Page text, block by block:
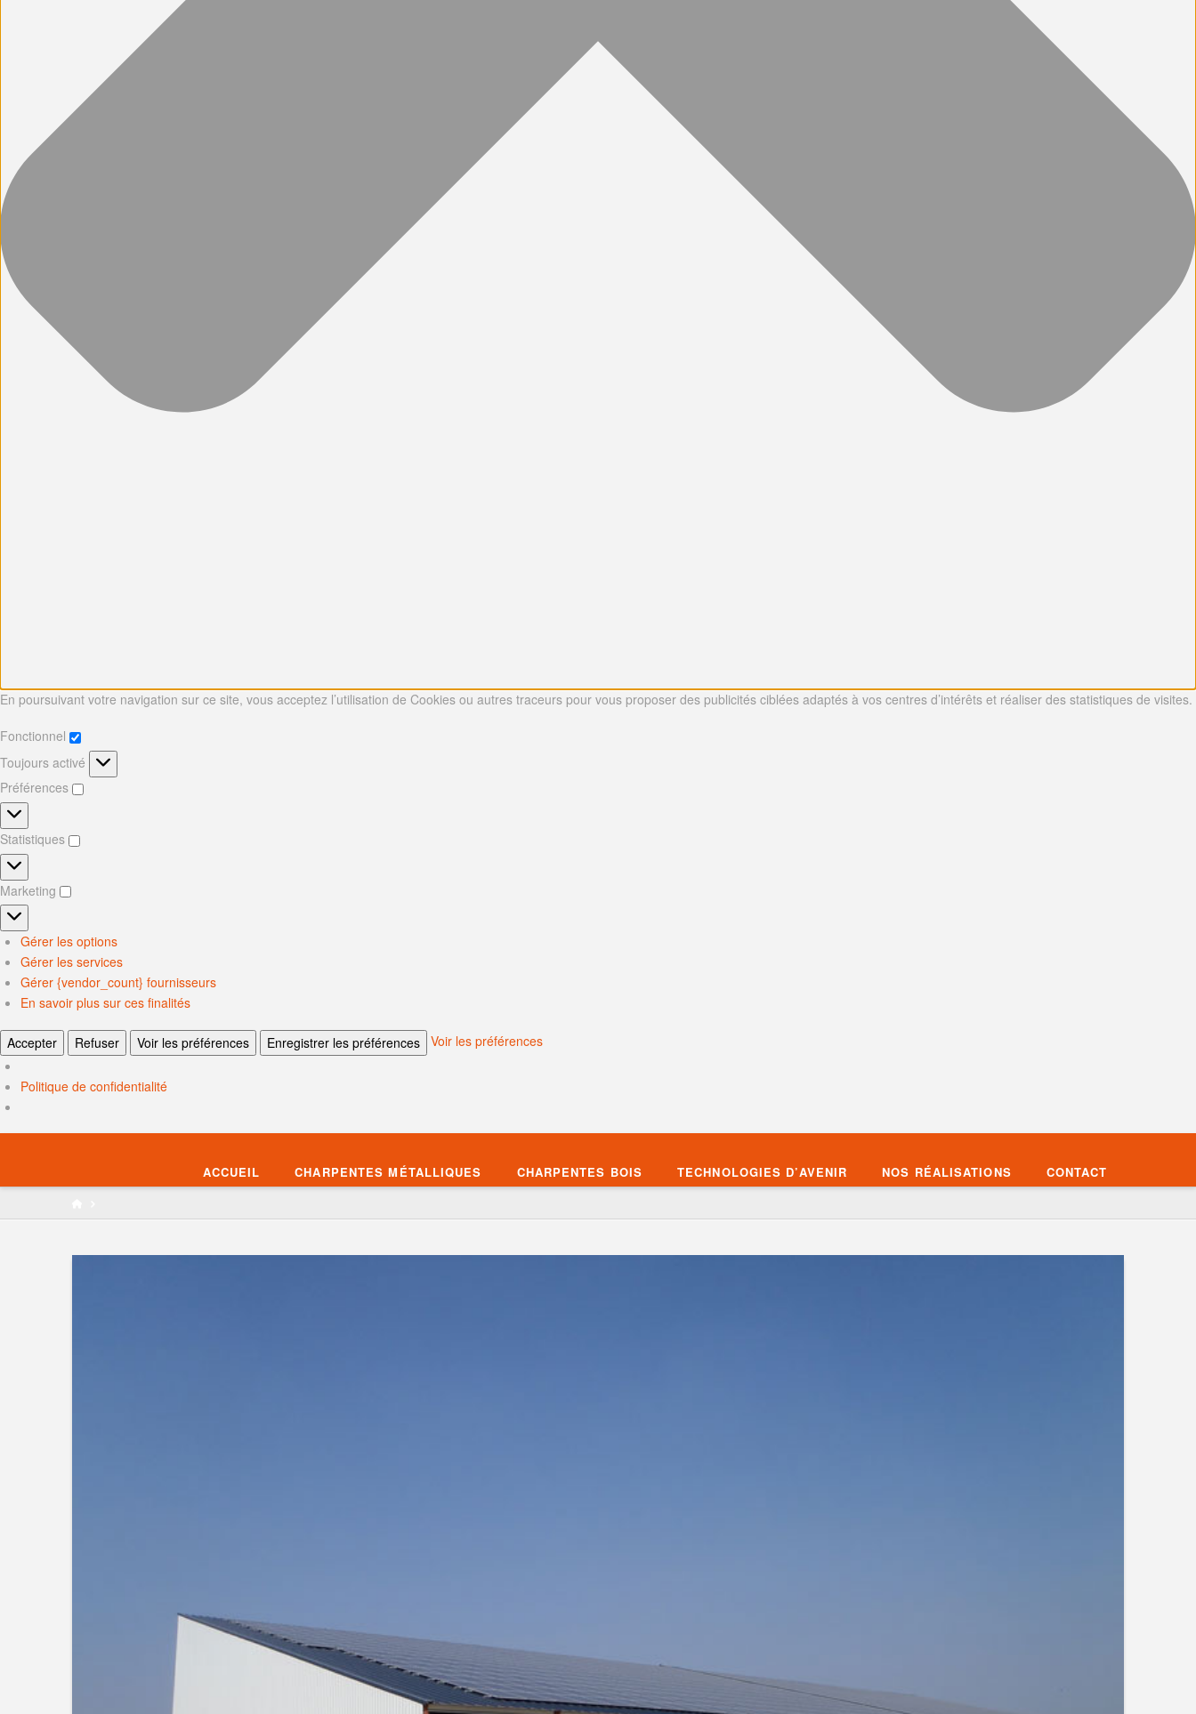
En poursuivant votre navigation sur ce site, vous acceptez l’utilisation de Cookies ou autres traceurs pour vous proposer des publicités ciblées adaptés à vos centres d’intérêts et réaliser des statistiques de visites.
Fonctionnel
Fonctionnel
Toujours activé
Préférences
Préférences
Statistiques
Statistiques
Marketing
Marketing
Gérer les options
Gérer les services
Gérer {vendor_count} fournisseurs
En savoir plus sur ces finalités
Accepter Refuser Voir les préférences Enregistrer les préférences Voir les préférences
Politique de confidentialité
ACCUEIL CHARPENTES MÉTALLIQUES CHARPENTES BOIS TECHNOLOGIES D’AVENIR NOS RÉALISATIONS CONTACT